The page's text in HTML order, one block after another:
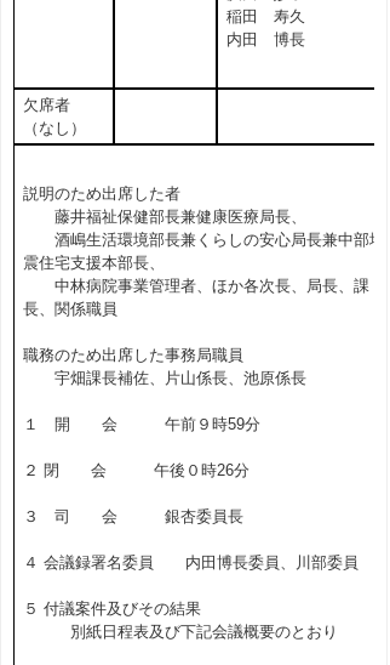
稲田 寿久
内田 博長
欠席者
（なし）
説明のため出席した者
藤井福祉保健部長兼健康医療局長、
酒嶋生活環境部長兼くらしの安心局長兼中部地
震住宅支援本部長、
中林病院事業管理者、ほか各次長、局長、課
長、関係職員
職務のため出席した事務局職員
宇畑課長補佐、片山係長、池原係長
１ 開 会 午前９時59分
２ 閉 会 午後０時26分
３ 司 会 銀杏委員長
４ 会議録署名委員 内田博長委員、川部委員
５ 付議案件及びその結果
別紙日程表及び下記会議概要のとおり